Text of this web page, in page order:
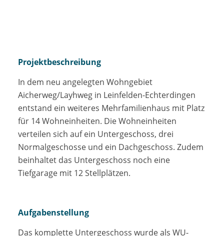
Projektbeschreibung
In dem neu angelegten Wohngebiet
Aicherweg/Layhweg in Leinfelden-Echterdingen
entstand ein weiteres Mehrfamilienhaus mit Platz
für 14 Wohneinheiten. Die Wohneinheiten
verteilen sich auf ein Untergeschoss, drei
Normalgeschosse und ein Dachgeschoss. Zudem
beinhaltet das Untergeschoss noch eine
Tiefgarage mit 12 Stellplätzen.
Aufgabenstellung
Das komplette Untergeschoss wurde als WU-